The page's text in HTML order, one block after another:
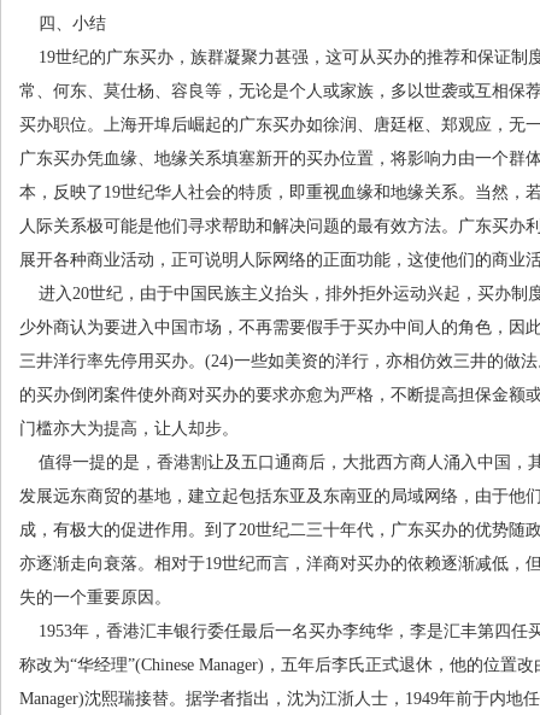
四、小结
19世纪的广东买办，族群凝聚力甚强，这可从买办的推荐和保证制
常、何东、莫仕杨、容良等，无论是个人或家族，多以世袭或互相保
买办职位。上海开埠后崛起的广东买办如徐润、唐廷枢、郑观应，无
广东买办凭血缘、地缘关系填塞新开的买办位置，将影响力由一个群
本，反映了 19世纪华人社会的特质，即重视血缘和地缘关系。当然，
人际关系极可能是他们寻求帮助和解决问题的最有效方法。广东买办
展开各种商业活动，正可说明人际网络的正面功能，这使他们的商业
进入20世纪，由于中国民族主义抬头，排外拒外运动兴起，买办制
少外商认为要进入中国市场，不再需要假手于买办中间人的角色，因
三井洋行率先停用买办。 (24)一些如美资的洋行，亦相仿效三井的做
的买办倒闭案件使外商对买办的要求亦愈为严格，不断提高担保金额
门槛亦大为提高，让人却步。
值得一提的是，香港割让及五口通商后，大批西方商人涌入中国，
发展远东商贸的基地，建立起包括东亚及东南亚的局域网络，由于他
成，有极大的促进作用。到了20世纪二三十年代，广东买办的优势随
亦逐渐走向衰落。相对于19世纪而言，洋商对买办的依赖逐渐减低，
失的一个重要原因。
1953年，香港汇丰银行委任最后一名买办李纯华，李是汇丰第四任
称改为“华经理”(Chinese Manager) ，五年后李氏正式退休，他的位置
Manager)沈熙瑞接替。据学者指出，沈为江浙人士， 1949年前于内地